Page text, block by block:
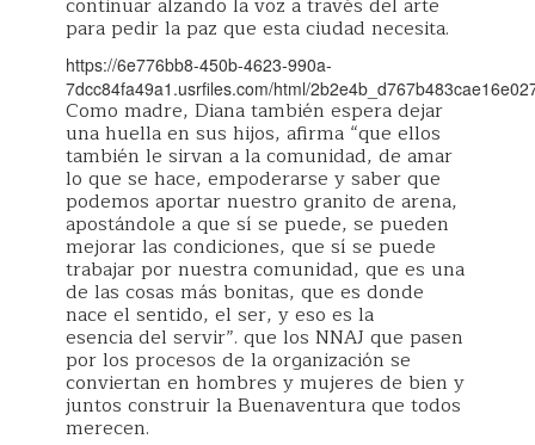
para pedir la paz que esta ciudad necesita.
https://6e776bb8-450b-4623-990a-
7dcc84fa49a1.usrfiles.com/html/
Como madre, Diana también espera dejar
una huella en sus hijos, afirma “que ellos
también le sirvan a la comunidad, de amar
lo que se hace, empoderarse y saber que
podemos aportar nuestro granito de arena,
apostándole a que sí se puede, se pueden
mejorar las condiciones, que sí se puede
trabajar por nuestra comunidad, que es una
de las cosas más bonitas, que es donde
nace el sentido, el ser, y eso es la
esencia del servir”. que los NNAJ que pasen
por los procesos de la organización se
conviertan en hombres y mujeres de bien y
juntos construir la Buenaventura que todos
merecen.